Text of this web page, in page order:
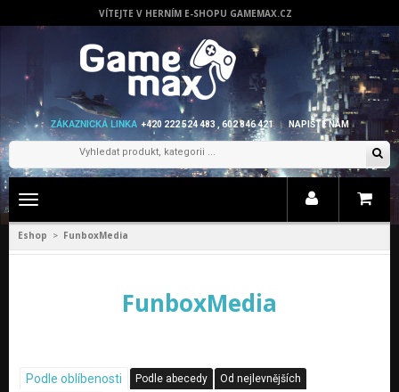
VÍTEJTE V HERNÍM E-SHOPU GAMEMAX.CZ
ZÁKAZNICKÁ LINKA +420 222 524 483 , 602 846 421 NAPIŠTE NÁM
Zobrazit
Eshop > FunboxMedia
FunboxMedia
Podle oblíbenosti Podle abecedy
Od nejlevnějších